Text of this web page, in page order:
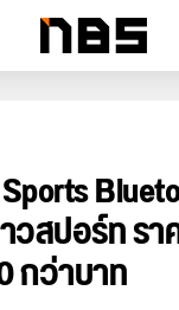
วสปอร์ท รา
กว่าบาท